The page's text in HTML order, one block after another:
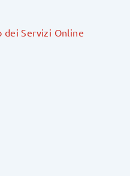
dei Servizi Online